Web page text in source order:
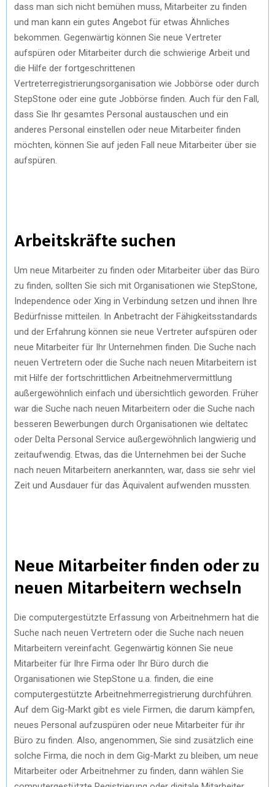
dass man sich nicht bemühen muss, Mitarbeiter zu finden
und man kann ein gutes Angebot für etwas Ähnliches
bekommen. Gegenwärtig können Sie neue Vertreter
aufspüren oder Mitarbeiter durch die schwierige Arbeit und
die Hilfe der fortgeschrittenen
Vertreterregistrierungsorganisation wie Jobbörse oder durch
StepStone oder eine gute Jobbörse finden. Auch für den Fall,
dass Sie Ihr gesamtes Personal austauschen und ein
anderes Personal einstellen oder neue Mitarbeiter finden
möchten, können Sie auf jeden Fall neue Mitarbeiter über sie
aufspüren.
Arbeitskräfte suchen
Um neue Mitarbeiter zu finden oder Mitarbeiter über das Büro
zu finden, sollten Sie sich mit Organisationen wie StepStone,
Independence oder Xing in Verbindung setzen und ihnen Ihre
Bedürfnisse mitteilen. In Anbetracht der Fähigkeitsstandards
und der Erfahrung können sie neue Vertreter aufspüren oder
neue Mitarbeiter für Ihr Unternehmen finden. Die Suche nach
neuen Vertretern oder die Suche nach neuen Mitarbeitern ist
mit Hilfe der fortschrittlichen Arbeitnehmervermittlung
außergewöhnlich einfach und übersichtlich geworden. Früher
war die Suche nach neuen Mitarbeitern oder die Suche nach
besseren Bewerbungen durch Organisationen wie deltatec
oder Delta Personal Service außergewöhnlich langwierig und
zeitaufwendig. Etwas, das die Unternehmen bei der Suche
nach neuen Mitarbeitern anerkannten, war, dass sie sehr viel
Zeit und Ausdauer für das Äquivalent aufwenden mussten.
Neue Mitarbeiter finden oder zu
neuen Mitarbeitern wechseln
Die computergestützte Erfassung von Arbeitnehmern hat die
Suche nach neuen Vertretern oder die Suche nach neuen
Mitarbeitern vereinfacht. Gegenwärtig können Sie neue
Mitarbeiter für Ihre Firma oder Ihr Büro durch die
Organisationen wie StepStone u.a. finden, die eine
computergestützte Arbeitnehmerregistrierung durchführen.
Auf dem Gig-Markt gibt es viele Firmen, die darum kämpfen,
neues Personal aufzuspüren oder neue Mitarbeiter für ihr
Büro zu finden. Also, angenommen, Sie sind zusätzlich eine
solche Firma, die noch in dem Gig-Markt zu bleiben, um neue
Mitarbeiter oder Arbeitnehmer zu finden, dann wählen Sie